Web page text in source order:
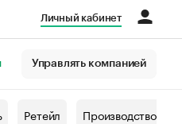
Личный кабинет
Управлять компанией
Ретейл Производство